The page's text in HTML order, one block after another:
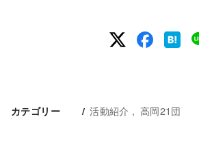
カテゴリー 活動紹介 高岡21団